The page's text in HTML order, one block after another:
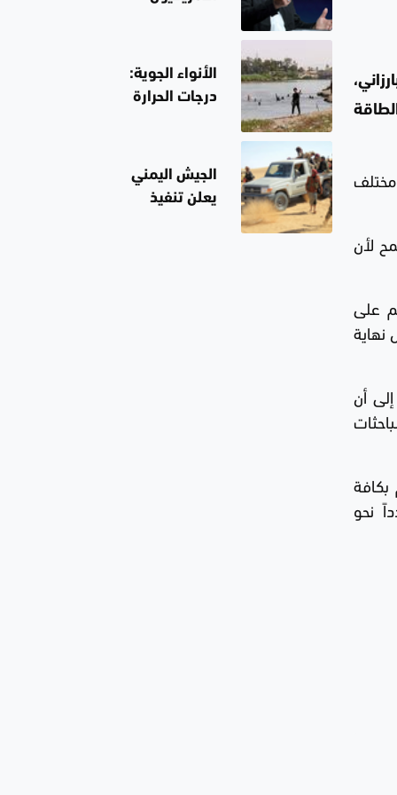
لأن
على
نهاية
أن
بكافة
نحو
الانقسامات
الداخلية في
الأنواء الجوية:
درجات الحرارة
محافظات غداً
الجيش اليمني
يعلن تنفيذ